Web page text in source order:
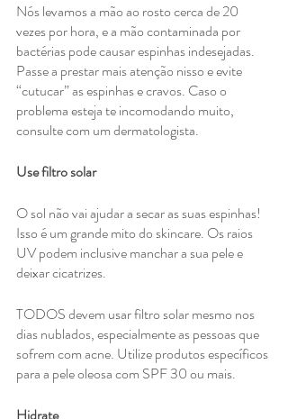
Nós levamos a mão ao rosto cerca de 20
vezes por hora, e a mão contaminada por
bactérias pode causar espinhas indesejadas.
Passe a prestar mais atenção nisso e evite
“cutucar” as espinhas e cravos. Caso o
problema esteja te incomodando muito,
consulte com um dermatologista.
Use filtro solar
O sol não vai ajudar a secar as suas espinhas!
Isso é um grande mito do skincare. Os raios
UV podem inclusive manchar a sua pele e
deixar cicatrizes.
TODOS devem usar filtro solar mesmo nos
dias nublados, especialmente as pessoas que
sofrem com acne. Utilize produtos específicos
para a pele oleosa com SPF 30 ou mais.